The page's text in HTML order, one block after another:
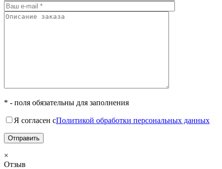
* - поля обязательны для заполнения
Я согласен сПолитикой обработки персональных данных
×
Отзыв